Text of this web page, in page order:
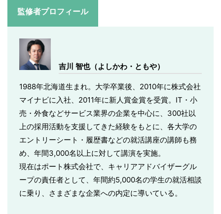
監修者プロフィール
吉川 智也（よしかわ・ともや）
1988年北海道生まれ。大学卒業後、2010年に株式会社
マイナビに入社、2011年に新人賞金賞を受賞。IT・小
売・外食などサービス業界の企業を中心に、300社以
上の採用活動を支援してきた経験をもとに、各大学の
エントリーシート・履歴書などの就活講座の講師も務
め、年間3,000名以上に対して講演を実施。
現在はポート株式会社で、キャリアアドバイザーグル
ープの責任者として、年間約5,000名の学生の就活相談
に乗り、さまざまな企業への内定に導いている。